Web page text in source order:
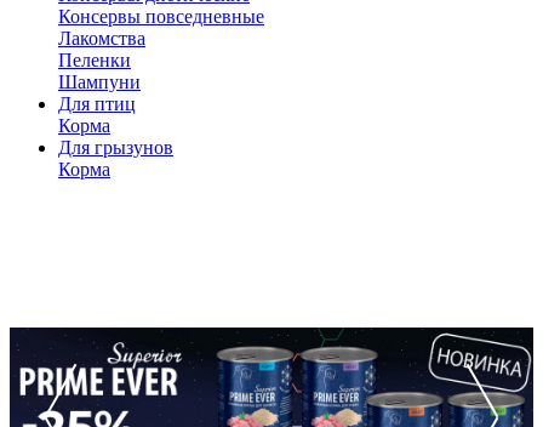
Консервы повседневные
Лакомства
Пеленки
Шампуни
Для птиц
Корма
Для грызунов
Корма